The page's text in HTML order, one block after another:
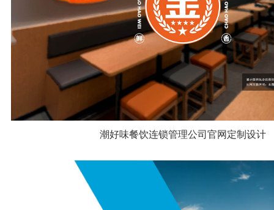
潮好味餐饮连锁管理公司官网定制设计